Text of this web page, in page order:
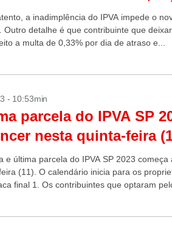
a inadimplência do IPVA impede o
Outro detalhe é que contribuinte que
a multa de 0,33% por dia de atraso e...
- 10:53min
parcela do IPVA SP
nesta quinta-feira
e última parcela do IPVA SP 2023 começa
(11). O calendário inicia para os
final 1. Os contribuintes que optaram